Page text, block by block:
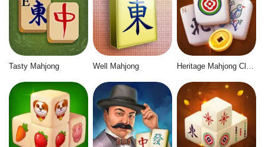
Tasty Mahjong Well Mahjong Heritage Mahjong Classic